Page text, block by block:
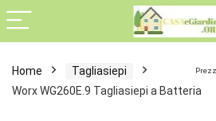
Home
Tagliasiepi
Worx WG260E.9 Tagliasiepi a Batteria